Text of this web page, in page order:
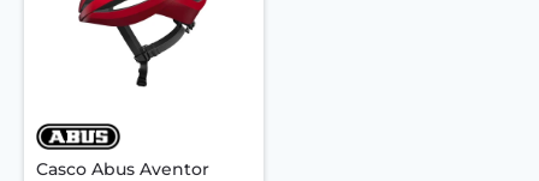
Casco Abus Aventor